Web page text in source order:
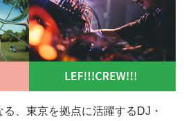
、東京を拠点に活躍するDJ・